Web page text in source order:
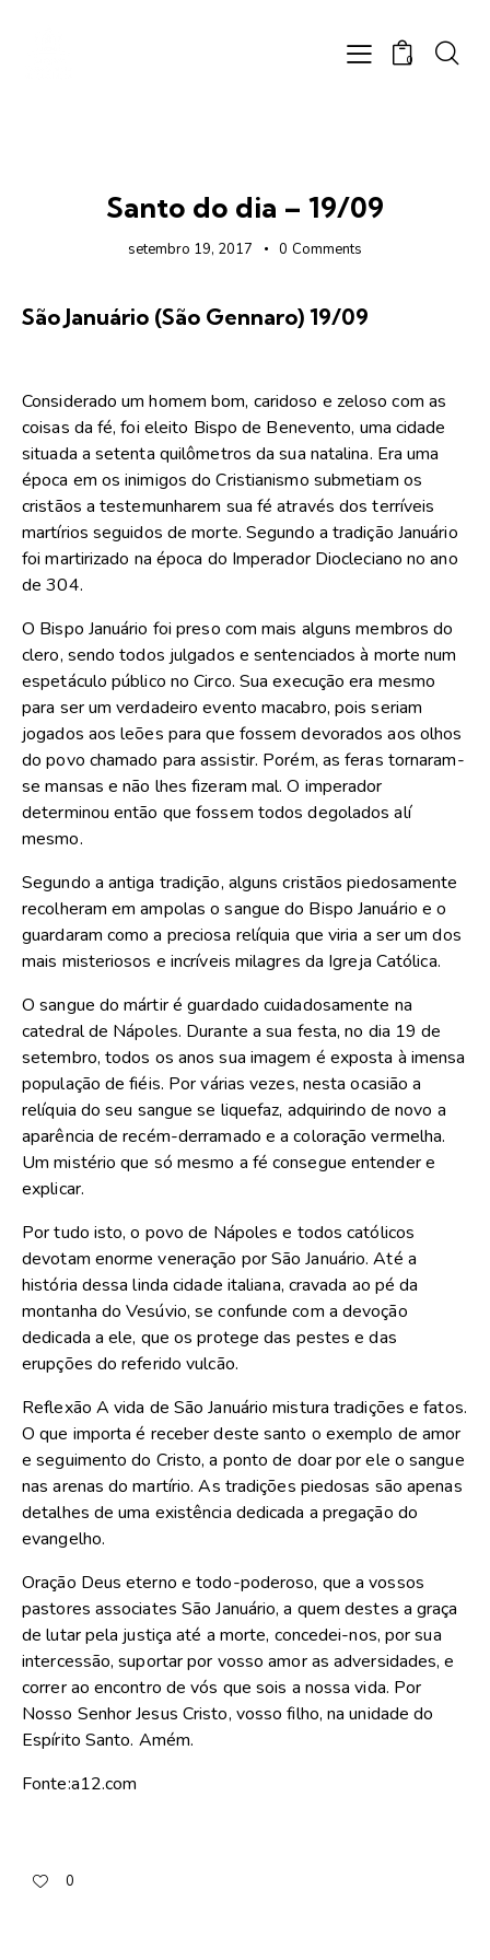
0
Santo do dia – 19/09
setembro 19, 2017 0 Comments
São Januário (São Gennaro) 19/09
Considerado um homem bom, caridoso e zeloso com as
coisas da fé, foi eleito Bispo de Benevento, uma cidade
situada a setenta quilômetros da sua natalina. Era uma
época em os inimigos do Cristianismo submetiam os
cristãos a testemunharem sua fé através dos terríveis
martírios seguidos de morte. Segundo a tradição Januário
foi martirizado na época do Imperador Diocleciano no ano
de 304.
O Bispo Januário foi preso com mais alguns membros do
clero, sendo todos julgados e sentenciados à morte num
espetáculo público no Circo. Sua execução era mesmo
para ser um verdadeiro evento macabro, pois seriam
jogados aos leões para que fossem devorados aos olhos
do povo chamado para assistir. Porém, as feras tornaram-
se mansas e não lhes fizeram mal. O imperador
determinou então que fossem todos degolados alí
mesmo.
Segundo a antiga tradição, alguns cristãos piedosamente
recolheram em ampolas o sangue do Bispo Januário e o
guardaram como a preciosa relíquia que viria a ser um dos
mais misteriosos e incríveis milagres da Igreja Católica.
O sangue do mártir é guardado cuidadosamente na
catedral de Nápoles. Durante a sua festa, no dia 19 de
setembro, todos os anos sua imagem é exposta à imensa
população de fiéis. Por várias vezes, nesta ocasião a
relíquia do seu sangue se liquefaz, adquirindo de novo a
aparência de recém-derramado e a coloração vermelha.
Um mistério que só mesmo a fé consegue entender e
explicar.
Por tudo isto, o povo de Nápoles e todos católicos
devotam enorme veneração por São Januário. Até a
história dessa linda cidade italiana, cravada ao pé da
montanha do Vesúvio, se confunde com a devoção
dedicada a ele, que os protege das pestes e das
erupções do referido vulcão.
Reflexão A vida de São Januário mistura tradições e fatos.
O que importa é receber deste santo o exemplo de amor
e seguimento do Cristo, a ponto de doar por ele o sangue
nas arenas do martírio. As tradições piedosas são apenas
detalhes de uma existência dedicada a pregação do
evangelho.
Oração Deus eterno e todo-poderoso, que a vossos
pastores associates São Januário, a quem destes a graça
de lutar pela justiça até a morte, concedei-nos, por sua
intercessão, suportar por vosso amor as adversidades, e
correr ao encontro de vós que sois a nossa vida. Por
Nosso Senhor Jesus Cristo, vosso filho, na unidade do
Espírito Santo. Amém.
Fonte:a12.com
0